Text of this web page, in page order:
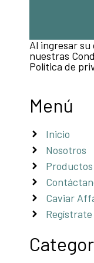
Al ingresar
nuestras
Política de
Menú
Inicio
Nosotros
Productos
Caviar